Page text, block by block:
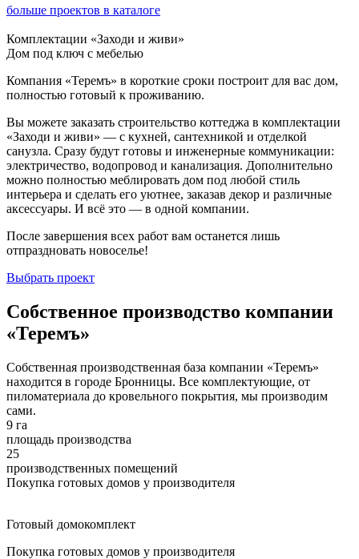
больше проектов в каталоге
Комплектации «Заходи и живи»
Дом под ключ с мебелью
Компания «Теремъ» в короткие сроки построит для вас дом,
полностью готовый к проживанию.
Вы можете заказать строительство коттеджа в комплектации
«Заходи и живи» — с кухней, сантехникой и отделкой
санузла. Сразу будут готовы и инженерные коммуникации:
электричество, водопровод и канализация. Дополнительно
можно полностью меблировать дом под любой стиль
интерьера и сделать его уютнее, заказав декор и различные
аксессуары. И всё это — в одной компании.
После завершения всех работ вам останется лишь
отпраздновать новоселье!
Выбрать проект
Собственное производство компании
«Теремъ»
Собственная производственная база компании «Теремъ»
находится в городе Бронницы. Все комплектующие, от
пиломатериала до кровельного покрытия, мы производим
сами.
9 га
площадь производства
25
производственных помещений
Покупка готовых домов у производителя
Готовый домокомплект
Покупка готовых домов у производителя